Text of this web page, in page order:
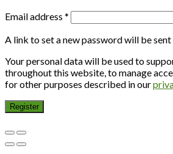
Email address *
A link to set a new password will be
Your personal data will be used to
throughout this website, to manage
for other purposes described in our
Register